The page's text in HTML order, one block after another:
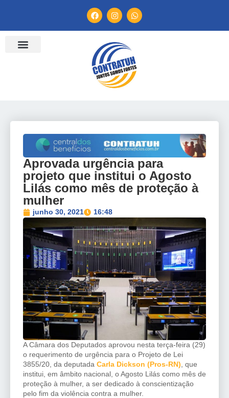
Aprovada urgência para
projeto que institui o Agosto
Lilás como mês de proteção à
mulher
junho 30, 2021 16:48
A Câmara dos Deputados aprovou nesta terça-feira (29)
o requerimento de urgência para o Projeto de Lei
3855/20, da deputada Carla Dickson (Pros-RN) , que
institui, em âmbito nacional, o Agosto Lilás como mês de
proteção à mulher, a ser dedicado à conscientização
pelo fim da violência contra a mulher.​